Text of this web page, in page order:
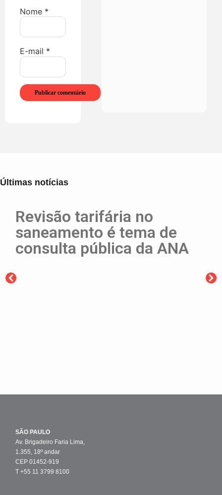
Nome *
E-mail *
Últimas notícias
Revisão tarifária no
saneamento é tema de
consulta pública da ANA
SÃO PAULO
Av. Brigadeiro Faria Lima,
1.355, 18º andar
CEP 01452-919
T +55 11 3799 8100